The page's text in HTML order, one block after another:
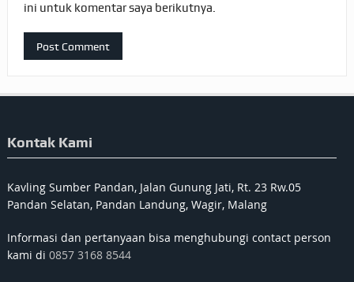
ini untuk komentar saya berikutnya.
Kontak Kami
Kavling Sumber Pandan, Jalan Gunung Jati, Rt. 23 Rw.05
Pandan Selatan, Pandan Landung, Wagir, Malang
Informasi dan pertanyaan bisa menghubungi contact person
kami di 0857 3168 8544